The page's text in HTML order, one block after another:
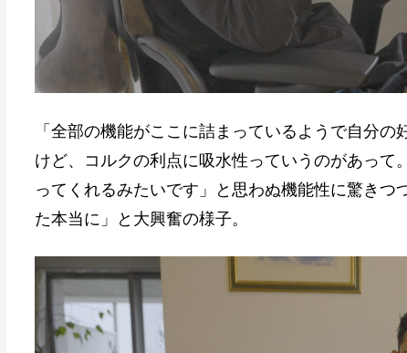
「全部の機能がここに詰まっているようで自分
けど、コルクの利点に吸水性っていうのがあっ
ってくれるみたいです」と思わぬ機能性に驚き
た本当に」と大興奮の様子。